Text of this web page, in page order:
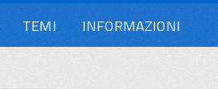
TEMI INFORMAZIONI